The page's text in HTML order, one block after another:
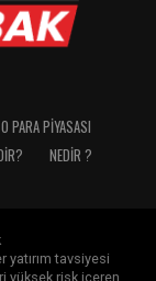
PARA PIYASASI
NEDIR ?
yatırım tavsiyesi
yüksek risk içeren